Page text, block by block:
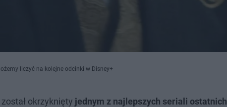
liczyć na kolejne odcinki w Disney+
okrzyknięty jednym z najlepszych seriali ostatnich